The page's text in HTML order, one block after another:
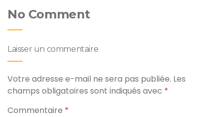
No Comment
Laisser un commentaire
Votre adresse e-mail ne sera pas publiée. Les
champs obligatoires sont indiqués avec *
Commentaire *